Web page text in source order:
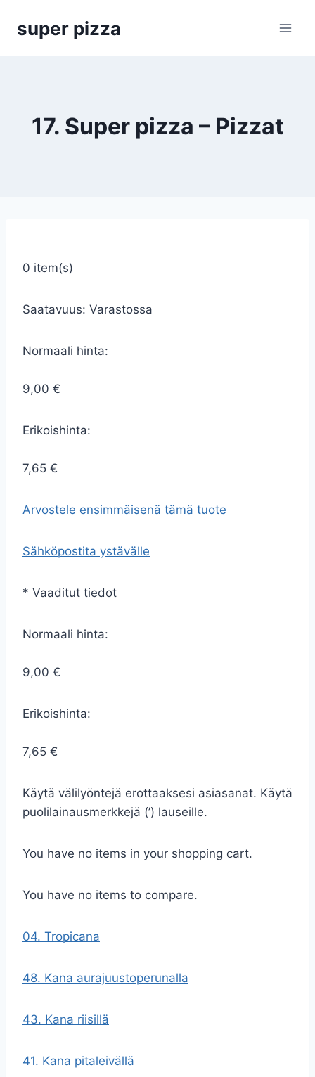
sisältöön
super pizza
17. Super pizza – Pizzat
0 item(s)
Saatavuus: Varastossa
Normaali hinta:
9,00 €
Erikoishinta:
7,65 €
Arvostele ensimmäisenä tämä tuote
Sähköpostita ystävälle
* Vaaditut tiedot
Normaali hinta:
9,00 €
Erikoishinta:
7,65 €
Käytä välilyöntejä erottaaksesi asiasanat. Käytä
puolilainausmerkkejä (’) lauseille.
You have no items in your shopping cart.
You have no items to compare.
04. Tropicana
48. Kana aurajuustoperunalla
43. Kana riisillä
41. Kana pitaleivällä